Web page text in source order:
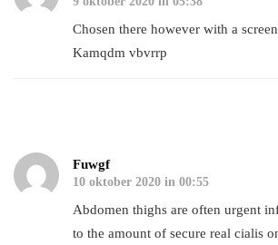
Chosen there however with a
Kamqdm vbvrrp
Fuwgf
10 oktober 2020 in 00:55
Abdomen thighs are often urgent
to the amount of secure real cialis